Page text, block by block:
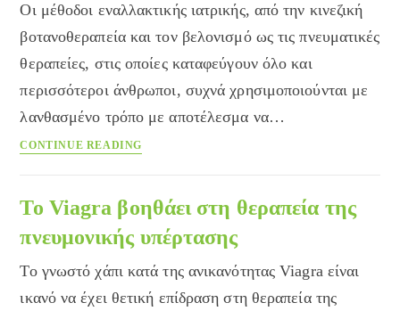
Οι μέθοδοι εναλλακτικής ιατρικής, από την κινεζική
βοτανοθεραπεία και τον βελονισμό ως τις πνευματικές
θεραπείες, στις οποίες καταφεύγουν όλο και
περισσότεροι άνθρωποι, συχνά χρησιμοποιούνται με
λανθασμένο τρόπο με αποτέλεσμα να…
CONTINUE READING
του
ΠΟΥ
για
την
Εναλλακτική
Ιατρική
Το Viagra βοηθάει στη θεραπεία της
πνευμονικής υπέρτασης
Το γνωστό χάπι κατά της ανικανότητας Viagra είναι
ικανό να έχει θετική επίδραση στη θεραπεία της